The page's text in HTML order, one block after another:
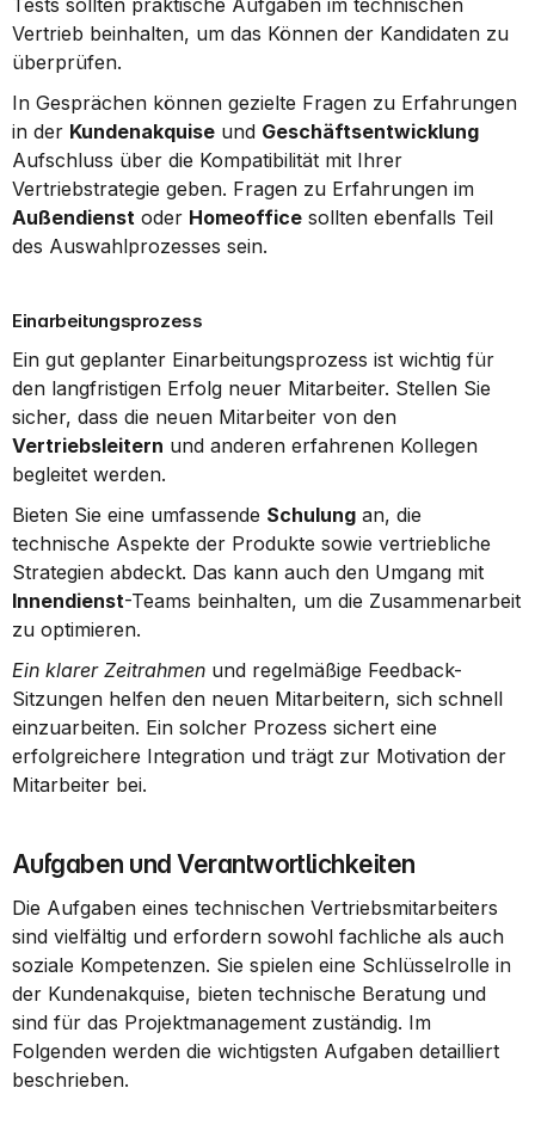
Tests sollten praktische Aufgaben im technischen
Vertrieb beinhalten, um das Können der Kandidaten zu
überprüfen.
In Gesprächen können gezielte Fragen zu Erfahrungen
in der Kundenakquise und Geschäftsentwicklung
Aufschluss über die Kompatibilität mit Ihrer
Außendienst oder Homeoffice sollten ebenfalls Teil
des Auswahlprozesses sein.
Einarbeitungsprozess
Ein gut geplanter Einarbeitungsprozess ist wichtig für
den langfristigen Erfolg neuer Mitarbeiter. Stellen Sie
Vertriebsleitern und anderen erfahrenen Kollegen
begleitet werden.
Bieten Sie eine umfassende Schulung an, die
technische Aspekte der Produkte sowie vertriebliche
Innendienst-Teams beinhalten, um die Zusammenarbeit
zu optimieren.
Ein klarer Zeitrahmen und regelmäßige Feedback-
Sitzungen helfen den neuen Mitarbeitern, sich schnell
einzuarbeiten. Ein solcher Prozess sichert eine
erfolgreichere Integration und trägt zur Motivation der
Mitarbeiter bei.
Aufgaben und Verantwortlichkeiten
Die Aufgaben eines technischen Vertriebsmitarbeiters
sind vielfältig und erfordern sowohl fachliche als auch
soziale Kompetenzen. Sie spielen eine Schlüsselrolle in
der Kundenakquise, bieten technische Beratung und
sind für das Projektmanagement zuständig. Im
Folgenden werden die wichtigsten Aufgaben detailliert
beschrieben.